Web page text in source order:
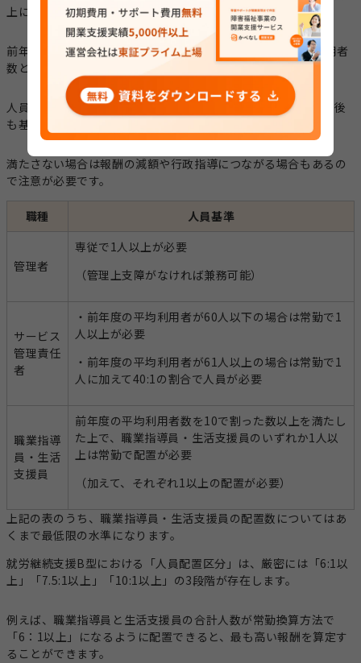
上になるようにサービス管理者を配置しなければなりません。
前年度の利用実績がない場合は、「利用定員の90%を平均利用者
数とみなす」などの計算をします。
人員基準を満たさないと事業所を開設することはできず、開設後
も基準を満たし続ける必要があります。
満たさない場合は報酬の減額や行政指導につながる場合もあるの
で注意が必要です。
職種 人員基準
管理者
専従で1人以上が必要
（管理上支障がなければ兼務可能）
サービス
管理責任
者
・前年度の平均利用者が60人以下の場合は常勤で1
人以上が必要
・前年度の平均利用者が61人以上の場合は常勤で1
人に加えて40:1の割合で人員が必要
職業指導
員・生活
支援員
前年度の平均利用者数を10で割った数以上を満たし
た上で、職業指導員・生活支援員のいずれか1人以
上は常勤で配置が必要
（加えて、それぞれ1以上の配置が必要）
上記の表のうち、職業指導員・生活支援員の配置数についてはあ
くまで最低限の水準になります。
就労継続支援B型における「人員配置区分」は、厳密には「6:1以
上」「7.5:1以上」「10:1以上」の3段階が存在します。
例えば、職業指導員と生活支援員の合計人数が常勤換算方法で
「6：1以上」になるように配置できると、最も高い報酬を算定す
ることができます。